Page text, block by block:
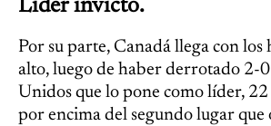
Líder invicto.
Por su parte, Canadá llega con los
alto, luego de haber derrotado 2-0
Unidos que lo pone como líder,
por encima del segundo lugar que